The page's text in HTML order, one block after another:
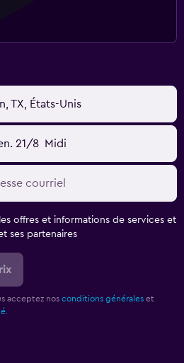
TX, États-Unis
21/8 Midi
offres et informations de services et
ses partenaires
acceptez nos conditions générales et